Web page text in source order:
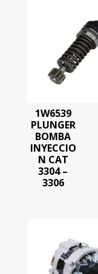
1W6539
PLUNGER
BOMBA
INYECCIO
N CAT
3304 –
3306